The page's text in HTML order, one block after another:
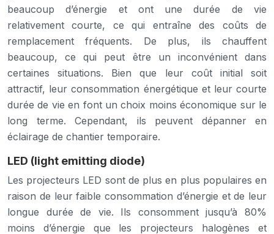
beaucoup d’énergie et ont une durée de vie
relativement courte, ce qui entraîne des coûts de
remplacement fréquents. De plus, ils chauffent
beaucoup, ce qui peut être un inconvénient dans
certaines situations. Bien que leur coût initial soit
attractif, leur consommation énergétique et leur courte
durée de vie en font un choix moins économique sur le
long terme. Cependant, ils peuvent dépanner en
éclairage de chantier temporaire.
LED (light emitting diode)
Les projecteurs LED sont de plus en plus populaires en
raison de leur faible consommation d’énergie et de leur
longue durée de vie. Ils consomment jusqu’à 80%
moins d’énergie que les projecteurs halogènes et